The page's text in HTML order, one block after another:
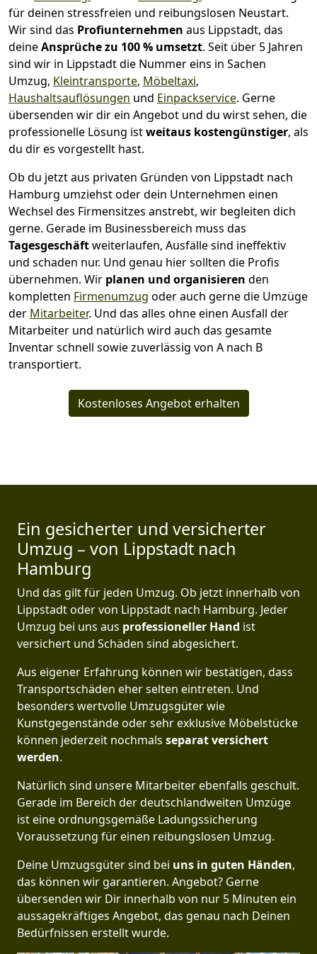
für deinen stressfreien und reibungslosen Neustart.
Wir sind das Profiunternehmen aus Lippstadt, das
deineAnsprüche zu 100 % umsetzt. Seit über 5 Jahren
sind wir in Lippstadt die Nummer eins in Sachen
Umzug, Kleintransporte, Möbeltaxi,
Haushaltsauflösungen und Einpackservice. Gerne
übersenden wir dir ein Angebot und du wirst sehen, die
professionelle Lösung istweitaus kostengünstiger, als
du dir es vorgestellt hast.
Ob du jetzt aus privaten Gründen von Lippstadt nach
Hamburg umziehst oder dein Unternehmen einen
Wechsel des Firmensitzes anstrebt, wir begleiten dich
gerne. Gerade im Businessbereich muss das
Tagesgeschäftweiterlaufen, Ausfälle sind ineffektiv
und schaden nur. Und genau hier sollten die Profis
übernehmen. Wir planen und organisieren den
kompletten Firmenumzug oder auch gerne die Umzüge
der Mitarbeiter. Und das alles ohne einen Ausfall der
Mitarbeiter und natürlich wird auch das gesamte
Inventar schnell sowie zuverlässig von A nach B
transportiert.
Kostenloses Angebot erhalten
Ein gesicherter und versicherter
Umzug – von Lippstadt nach
Hamburg
Und das gilt für jeden Umzug. Ob jetzt innerhalb von
Lippstadt oder von Lippstadt nach Hamburg. Jeder
Umzug bei uns aus professioneller Hand ist
versichert und Schäden sind abgesichert.
Aus eigener Erfahrung können wir bestätigen, dass
Transportschäden eher selten eintreten. Und
besonders wertvolle Umzugsgüter wie
Kunstgegenstände oder sehr exklusive Möbelstücke
können jederzeit nochmals separat versichert
werden.
Natürlich sind unsere Mitarbeiter ebenfalls geschult.
Gerade im Bereich der deutschlandweiten Umzüge
ist eine ordnungsgemäße Ladungssicherung
Voraussetzung für einen reibungslosen Umzug.
Deine Umzugsgüter sind bei uns in guten Händen,
das können wir garantieren. Angebot? Gerne
übersenden wir Dir innerhalb von nur 5 Minuten ein
aussagekräftiges Angebot, das genau nach Deinen
Bedürfnissen erstellt wurde.